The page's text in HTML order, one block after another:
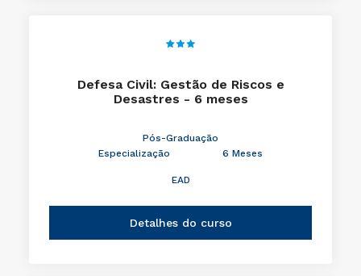
Defesa Civil: Gestão de Riscos e
Desastres - 6 meses
Pós-Graduação
Especialização
6 Meses
EAD
Detalhes do curso